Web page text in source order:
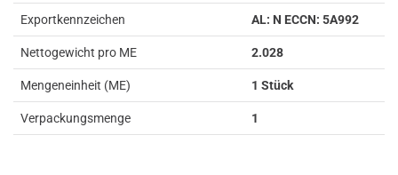
Exportkennzeichen AL: N ECCN: 5A992
Nettogewicht pro ME 2.028
Mengeneinheit (ME) 1 Stück
Verpackungsmenge 1